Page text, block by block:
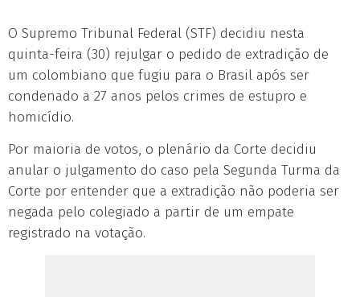
O Supremo Tribunal Federal (STF) decidiu nesta
quinta-feira (30) rejulgar o pedido de extradição de
um colombiano que fugiu para o Brasil após ser
condenado a 27 anos pelos crimes de estupro e
homicídio.
Por maioria de votos, o plenário da Corte decidiu
anular o julgamento do caso pela Segunda Turma da
Corte por entender que a extradição não poderia ser
negada pelo colegiado a partir de um empate
registrado na votação.